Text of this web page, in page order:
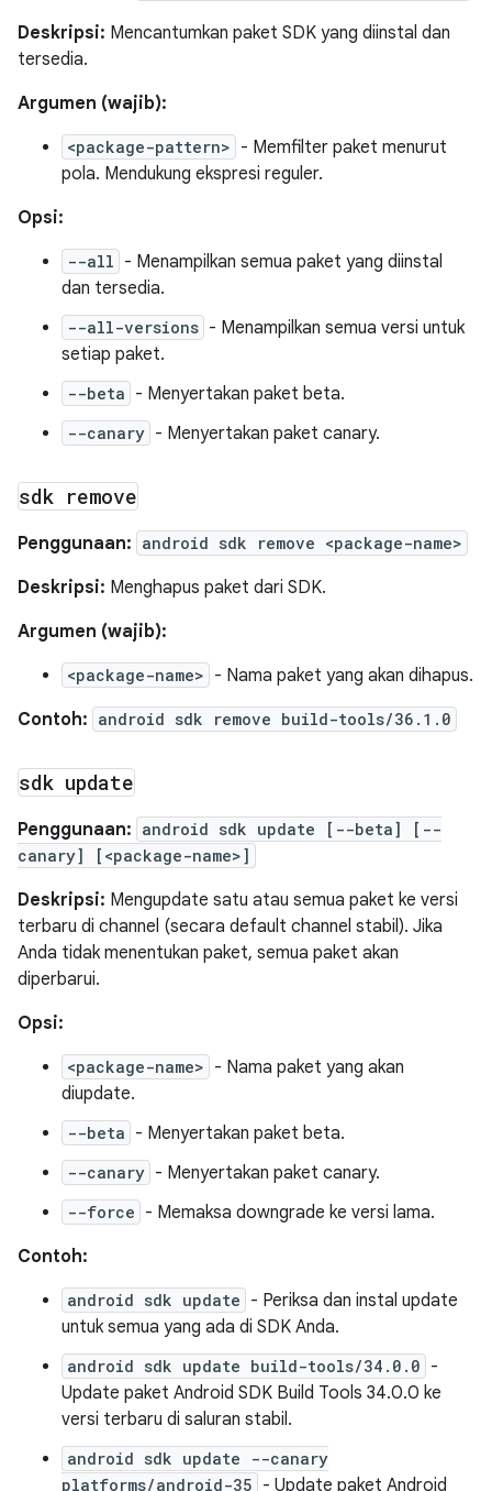
Deskripsi: Mencantumkan paket SDK yang diinstal dan
tersedia.
Argumen (wajib):
<package-pattern> - Memfilter paket menurut
pola. Mendukung ekspresi reguler.
Opsi:
--all - Menampilkan semua paket yang diinstal
dan tersedia.
--all-versions - Menampilkan semua versi untuk
setiap paket.
--beta - Menyertakan paket beta.
--canary - Menyertakan paket canary.
sdk remove
Penggunaan: android sdk remove <package-name>
Deskripsi: Menghapus paket dari SDK.
Argumen (wajib):
<package-name> - Nama paket yang akan dihapus.
Contoh: android sdk remove build-tools/36.1.0
sdk update
Penggunaan: android sdk update [--beta] [--
canary] [<package-name>]
Deskripsi: Mengupdate satu atau semua paket ke versi
terbaru di channel (secara default channel stabil). Jika
Anda tidak menentukan paket, semua paket akan
diperbarui.
Opsi:
<package-name> - Nama paket yang akan
diupdate.
--beta - Menyertakan paket beta.
--canary - Menyertakan paket canary.
--force - Memaksa downgrade ke versi lama.
Contoh:
android sdk update - Periksa dan instal update
untuk semua yang ada di SDK Anda.
android sdk update build-tools/34.0.0 -
Update paket Android SDK Build Tools 34.0.0 ke
versi terbaru di saluran stabil.
android sdk update --canary
platforms/android-35 - Update paket Android